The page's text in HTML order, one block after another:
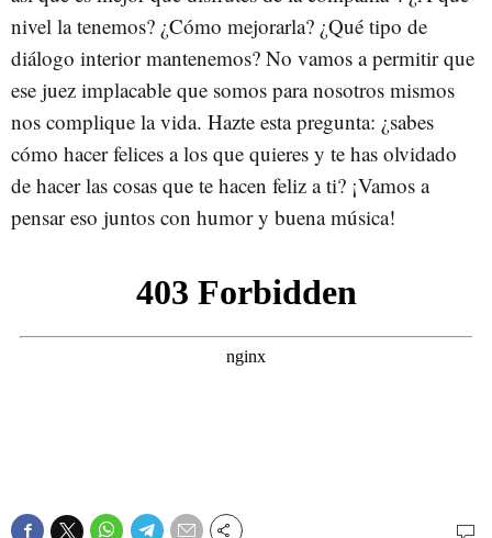
nivel la tenemos? ¿Cómo mejorarla? ¿Qué tipo de
diálogo interior mantenemos? No vamos a permitir que
ese juez implacable que somos para nosotros mismos
nos complique la vida. Hazte esta pregunta: ¿sabes
cómo hacer felices a los que quieres y te has olvidado
de hacer las cosas que te hacen feliz a ti? ¡Vamos a
pensar eso juntos con humor y buena música!